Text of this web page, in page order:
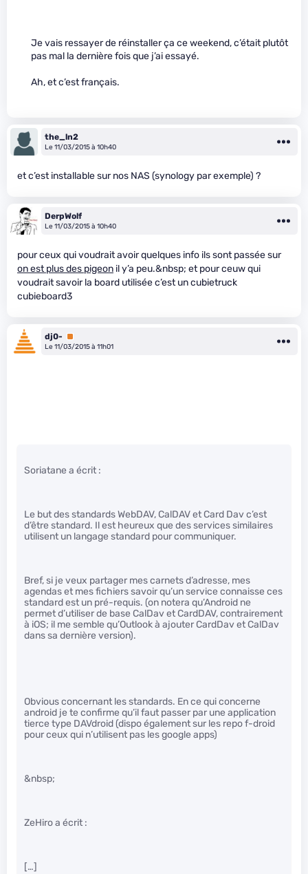
Je vais ressayer de réinstaller ça ce weekend, c’était plutôt
pas mal la dernière fois que j’ai essayé.
Ah, et c’est français.
the_ln2
Le 11/03/2015 à 10h40
et c’est installable sur nos NAS (synology par exemple) ?
DerpWolf
Le 11/03/2015 à 10h40
pour ceux qui voudrait avoir quelques info ils sont passée sur
on est plus des pigeon il y’a peu.&nbsp; et pour ceuw qui
voudrait savoir la board utilisée c’est un cubietruck
cubieboard3
dj0-
Premium
Le 11/03/2015 à 11h01
Soriatane a écrit :
Le but des standards WebDAV, CalDAV et Card Dav c’est
d’être standard. Il est heureux que des services similaires
utilisent un langage standard pour communiquer.
Bref, si je veux partager mes carnets d’adresse, mes
agendas et mes fichiers savoir qu’un service connaisse ces
standard est un pré-requis. (on notera qu’Android ne
permet d’utiliser de base CalDav et CardDAV, contrairement
à iOS; il me semble qu’Outlook à ajouter CardDav et CalDav
dans sa dernière version).
Obvious concernant les standards. En ce qui concerne
android je te confirme qu’il faut passer par une application
tierce type DAVdroid (dispo également sur les repo f-droid
pour ceux qui n’utilisent pas les google apps)
&nbsp;
ZeHiro a écrit :
[…]